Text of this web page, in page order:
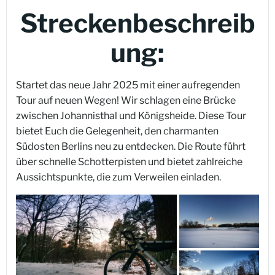
Streckenbeschreib
ung:
Startet das neue Jahr 2025 mit einer aufregenden
Tour auf neuen Wegen! Wir schlagen eine Brücke
zwischen Johannisthal und Königsheide. Diese Tour
bietet Euch die Gelegenheit, den charmanten
Südosten Berlins neu zu entdecken. Die Route führt
über schnelle Schotterpisten und bietet zahlreiche
Aussichtspunkte, die zum Verweilen einladen.